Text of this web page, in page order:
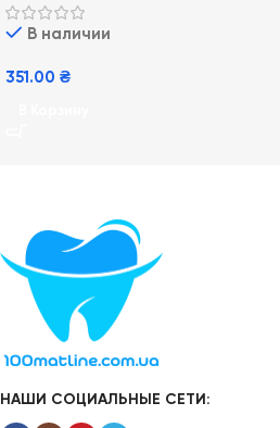
гель для стирки цветных
вещейВ наличии
351.00 ₴
НАШИ СОЦИАЛЬНЫЕ СЕТИ: